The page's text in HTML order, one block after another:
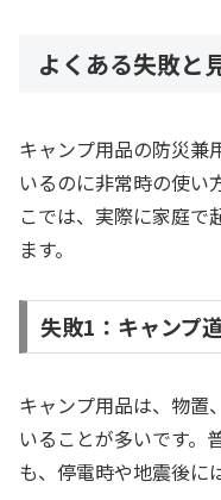
よくある失敗と
キャンプ用品の防災兼
いるのに非常時の使い
こでは、実際に家庭で
ます。
失敗1：キャンプ
キャンプ用品は、物置
いることが多いです。
も、停電時や地震後に